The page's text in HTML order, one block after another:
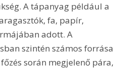
A tápanyag például a
fa, papír,
adott. A
szintén számos forrása
során megjelenő pára,